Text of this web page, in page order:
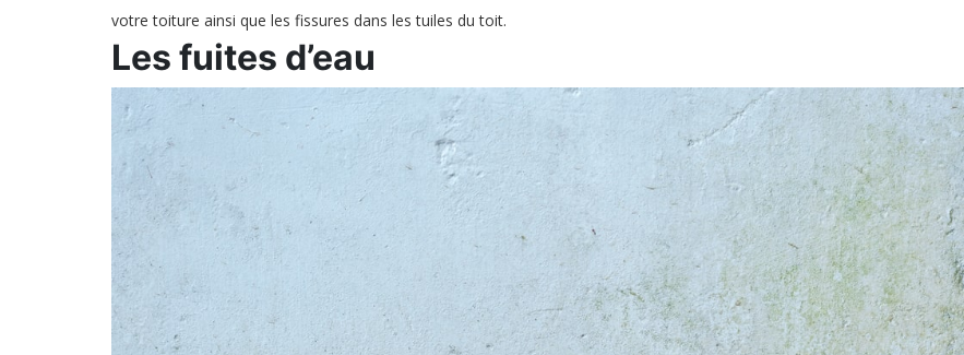
votre toiture ainsi que les fissures dans les tuiles du toit.
Les fuites d’eau